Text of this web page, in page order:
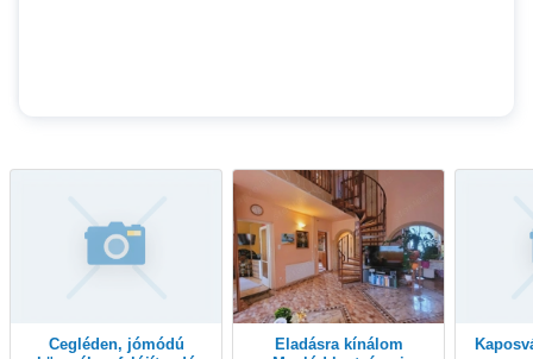
Cegléden, jómódú
Eladásra kínálom
Kaposvár,közeli családi